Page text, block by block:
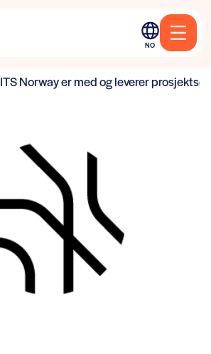
NO
ITS Norway er med og leverer